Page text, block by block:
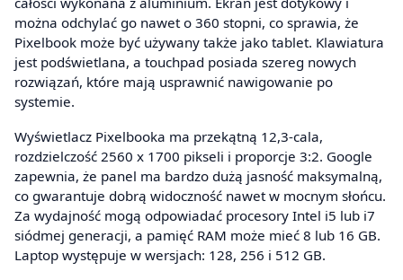
można odchylać go nawet o 360 stopni, co sprawia, że
Pixelbook może być używany także jako tablet. Klawiatura
jest podświetlana, a touchpad posiada szereg nowych
rozwiązań, które mają usprawnić nawigowanie po
systemie.
Wyświetlacz Pixelbooka ma przekątną 12,3-cala,
rozdzielczość 2560 x 1700 pikseli i proporcje 3:2. Google
zapewnia, że panel ma bardzo dużą jasność maksymalną,
co gwarantuje dobrą widoczność nawet w mocnym słońcu.
Za wydajność mogą odpowiadać procesory Intel i5 lub i7
siódmej generacji, a pamięć RAM może mieć 8 lub 16 GB.
Laptop występuje w wersjach: 128, 256 i 512 GB.